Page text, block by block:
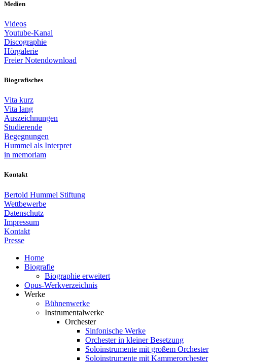
Medien
Videos
Youtube-Kanal
Discographie
Hörgalerie
Freier Notendownload
Biografisches
Vita kurz
Vita lang
Auszeichnungen
Studierende
Begegnungen
Hummel als Interpret
in memoriam
Kontakt
Bertold Hummel Stiftung
Wettbewerbe
Datenschutz
Impressum
Kontakt
Presse
Home
Biografie
Biographie erweitert
Opus-Werkverzeichnis
Werke
Bühnenwerke
Instrumentalwerke
Orchester
Sinfonische Werke
Orchester in kleiner Besetzung
Soloinstrumente mit großem Orchester
Soloinstrumente mit Kammerorchester